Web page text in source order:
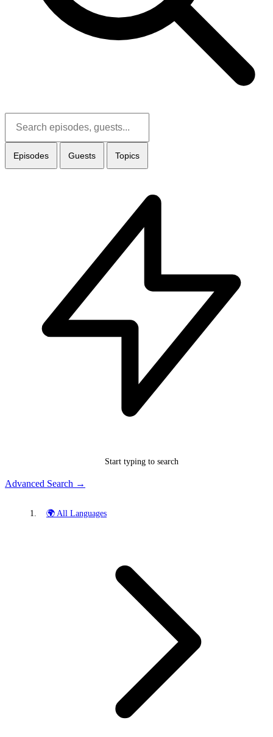
Episodes Guests Topics
Start typing to search
Advanced Search →
🌍 All Languages